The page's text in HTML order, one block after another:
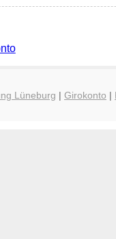
Lüneburg | Girokonto |